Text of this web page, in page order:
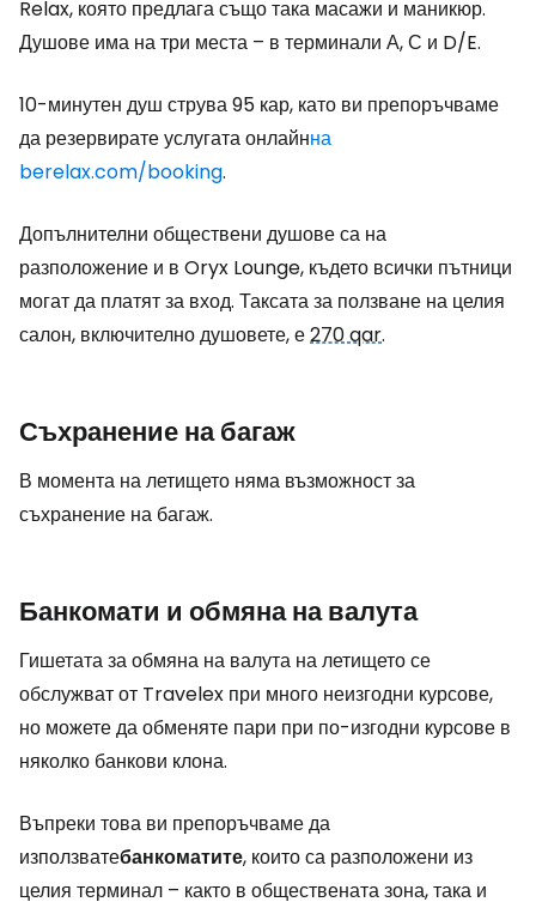
Relax, която предлага също така масажи и маникюр.
Душове има на три места – в терминали А, С и D/E.
10-минутен душ струва 95 кар, като ви препоръчваме
да резервирате услугата онлайнна
berelax.com/booking.
Допълнителни обществени душове са на
разположение и в Oryx Lounge, където всички пътници
могат да платят за вход. Таксата за ползване на целия
салон, включително душовете, е270 qar.
Съхранение на багаж
В момента на летището няма възможност за
съхранение на багаж.
Банкомати и обмяна на валута
Гишетата за обмяна на валута на летището се
обслужват от Travelex при много неизгодни курсове,
но можете да обменяте пари при по-изгодни курсове в
няколко банкови клона.
Въпреки това ви препоръчваме да
използватебанкоматите, които са разположени из
целия терминал – както в обществената зона, така и